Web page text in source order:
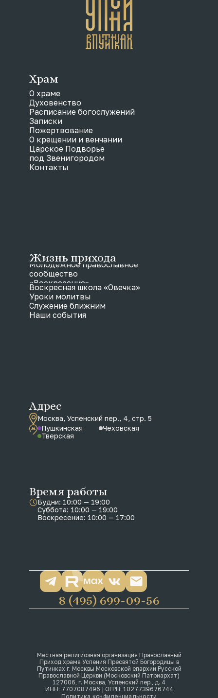
Местная религиозная организация Православный
Приход храма Успения Пресвятой Богородицы в
Путинках г. Москвы Московской епархии Русской
Православной Церкви (Московский Патриархат)
127006, г. Москва, Успенский пер., д. 4
ИНН: 7707087496 | ОГРН: 1027739676744
Политика конфиденциальности
8 (495) 699-09-56
Адрес
Москва, Успенский пер., 4, стр. 5
Пушкинская
Чеховская
Тверская
Время работы
Будни: 10:00 — 19:00
Суббота: 10:00 — 19:00
Воскресение: 10:00 — 17:00
Храм
О храме
Духовенство
Расписание богослужений
Записки
Пожертвование
О крещении и венчании
Царское Подворье
под Звенигородом
Контакты
Жизнь прихода
Молодежное православное
сообщество
«Воскресение»
Воскресная школа «Овечка»
Уроки молитвы
Служение ближним
Наши события